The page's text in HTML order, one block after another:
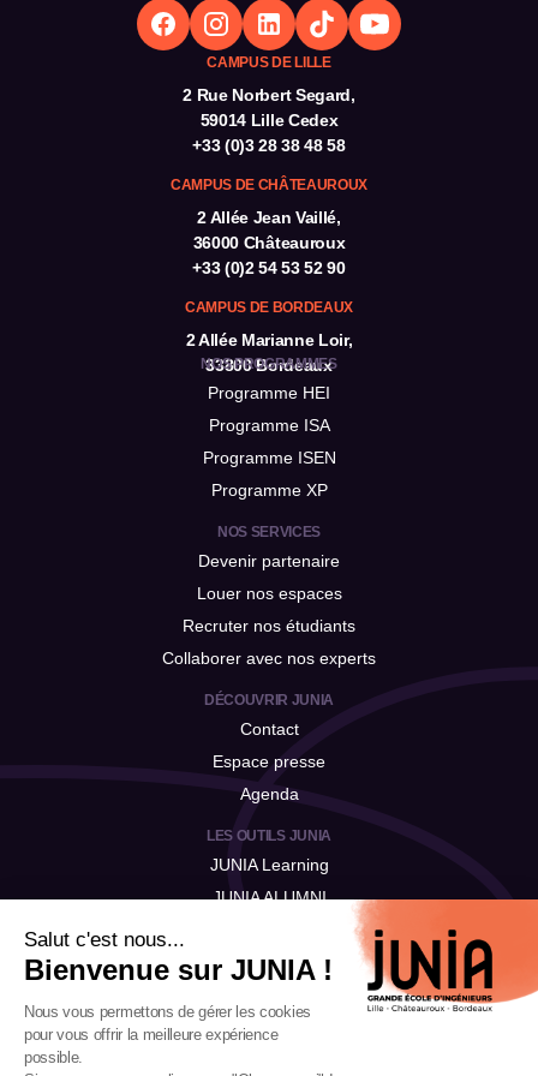
Salut c'est nous...
Bienvenue sur JUNIA !
Nous vous permettons de gérer les cookies
pour vous offrir la meilleure expérience
possible.
CAMPUS DE LILLE
2 Rue Norbert Segard,
59014 Lille Cedex
+33 (0)3 28 38 48 58
CAMPUS DE CHÂTEAUROUX
2 Allée Jean Vaillé,
36000 Châteauroux
+33 (0)2 54 53 52 90
CAMPUS DE BORDEAUX
2 Allée Marianne Loir,
33800 Bordeaux
NOS PROGRAMMES
Programme HEI
Programme ISA
Programme ISEN
Programme XP
NOS SERVICES
Devenir partenaire
Louer nos espaces
Recruter nos étudiants
Collaborer avec nos experts
DÉCOUVRIR JUNIA
Contact
Espace presse
Agenda
LES OUTILS JUNIA
JUNIA Learning
JUNIA ALUMNI